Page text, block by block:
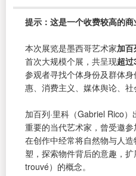
提示：这是一个收费较高的商
本次展览是墨西哥艺术家加百
首次大规模个展，共呈现超过
参观者寻找个体身份及群体
惠、消费主义、媒体舆论、社
加百列·里科（Gabriel Rico
重要的当代艺术家，曾受邀
在创作中经常将自然物与人
塑，探索物件背后的意趣，扩
trouvé）的概念。